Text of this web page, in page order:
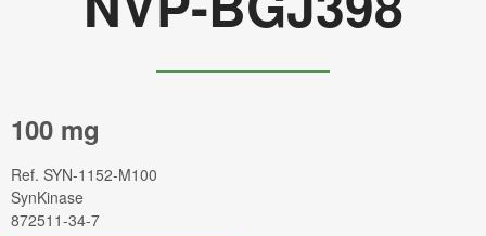
100 mg
Ref. SYN-1152-M100
SynKinase
872511-34-7